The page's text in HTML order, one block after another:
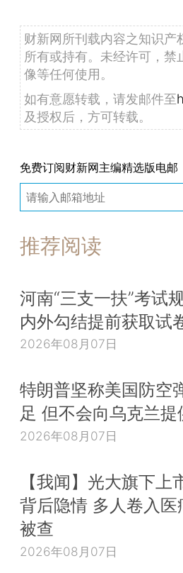
财新网所刊载内容之知识
所有或持有。未经许可，
像等任何使用。
如有意愿转载，请发邮件至
及授权后，方可转载。
免费订阅财新网主编精选版电邮
推荐阅读
河南“三支一扶”考试
内外勾结提前获取试
2026年08月07日
特朗普坚称美国防空
足 但不会向乌克兰提
2026年08月07日
【我闻】光大旗下上
背后隐情 多人卷入医
被查
2026年08月07日